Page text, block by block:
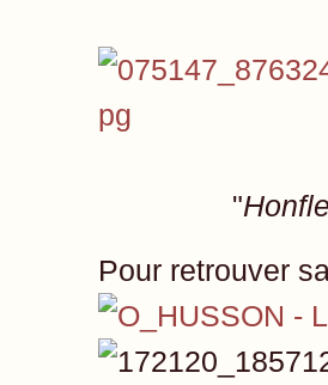
"
Pour retrouver